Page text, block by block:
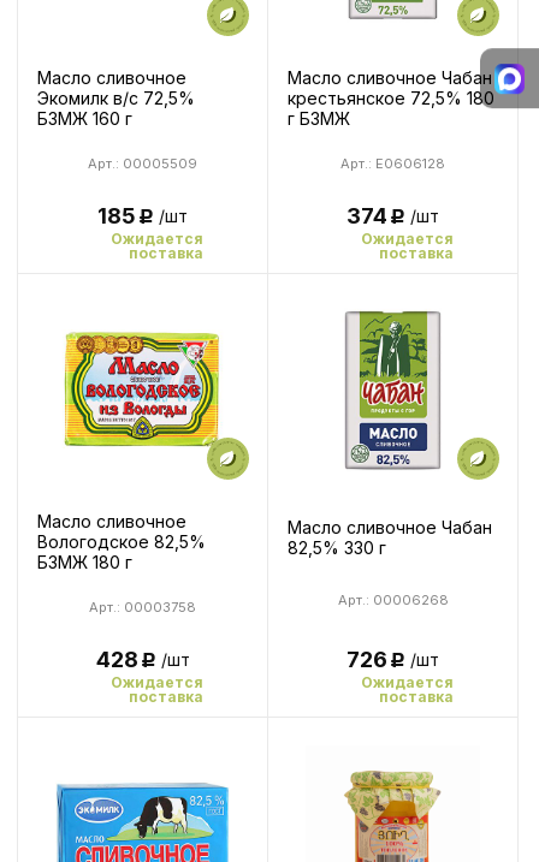
Масло сливочное
Экомилк в/с 72,5%
БЗМЖ 160 г
Арт.: 00005509
185Р /шт
Ожидается
поставка
Масло сливочное Чабан
крестьянское 72,5% 180
г БЗМЖ
Арт.: E0606128
374Р /шт
Ожидается
поставка
Масло сливочное
Вологодское 82,5%
БЗМЖ 180 г
Арт.: 00003758
428Р /шт
Ожидается
поставка
Масло сливочное Чабан
82,5% 330 г
Арт.: 00006268
726Р /шт
Ожидается
поставка